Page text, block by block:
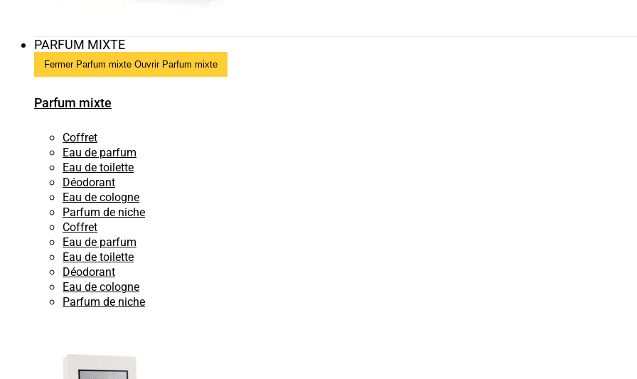
PARFUM MIXTE
Fermer Parfum mixte Ouvrir Parfum mixte
Parfum mixte
Coffret
Eau de parfum
Eau de toilette
Déodorant
Eau de cologne
Parfum de niche
Coffret
Eau de parfum
Eau de toilette
Déodorant
Eau de cologne
Parfum de niche